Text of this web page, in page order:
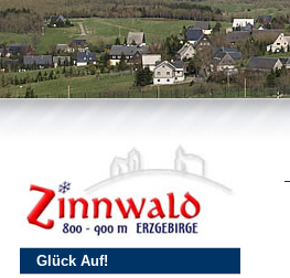
Glück Auf!